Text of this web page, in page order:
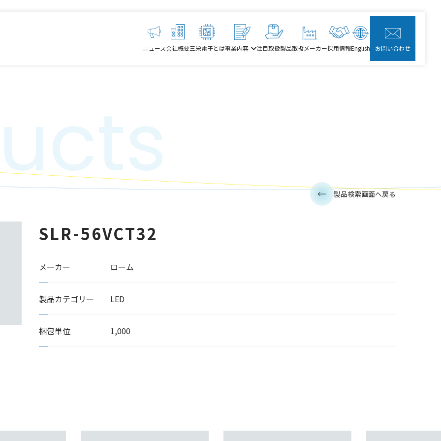
ニュース会社概要三栄電子とは事業内容 注目取扱製品取扱メーカー採用情報English お問い合わせ
SLR-56VCT32
メーカー ローム
製品カテゴリー LED
梱包単位 1,000
製品検索画面へ戻る